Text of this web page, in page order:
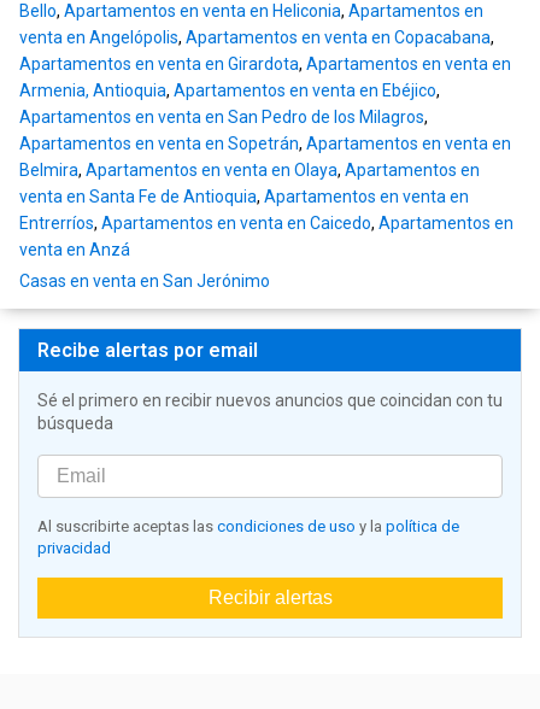
Bello, Apartamentos en venta en Heliconia, Apartamentos en
venta en Angelópolis, Apartamentos en venta en Copacabana,
Apartamentos en venta en Girardota, Apartamentos en venta en
Armenia, Antioquia, Apartamentos en venta en Ebéjico,
Apartamentos en venta en San Pedro de los Milagros,
Apartamentos en venta en Sopetrán, Apartamentos en venta en
Belmira, Apartamentos en venta en Olaya, Apartamentos en
venta en Santa Fe de Antioquia, Apartamentos en venta en
Entrerríos, Apartamentos en venta en Caicedo, Apartamentos en
venta en Anzá
Casas en venta en San Jerónimo
Recibe alertas por email
Sé el primero en recibir nuevos anuncios que coincidan con tu
búsqueda
Al suscribirte aceptas las condiciones de uso y la política de
privacidad
Recibir alertas